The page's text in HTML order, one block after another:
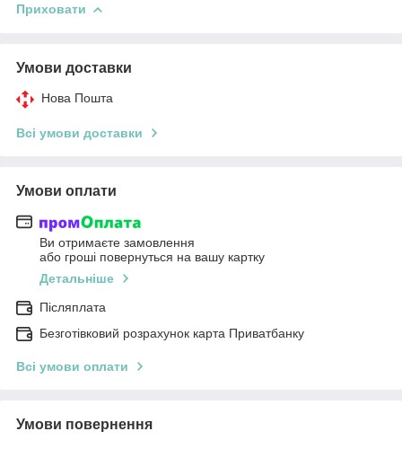
Приховати
Умови доставки
Нова Пошта
Всі умови доставки
Умови оплати
Ви отримаєте замовлення
або гроші повернуться на вашу картку
Детальніше
Післяплата
Безготівковий розрахунок карта Приватбанку
Всі умови оплати
Умови повернення